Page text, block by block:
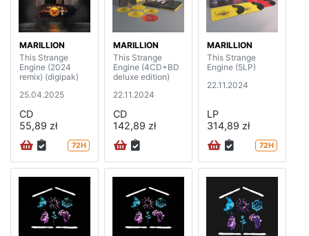
MARILLION
This Strange
Engine (2024
remix) (digipak)
25.04.2025
CD
55,89 zł
72H
MARILLION
This Strange
Engine (4CD+BD
deluxe edition)
22.11.2024
CD
142,89 zł
MARILLION
This Strange
Engine (5LP)
22.11.2024
LP
314,89 zł
72H